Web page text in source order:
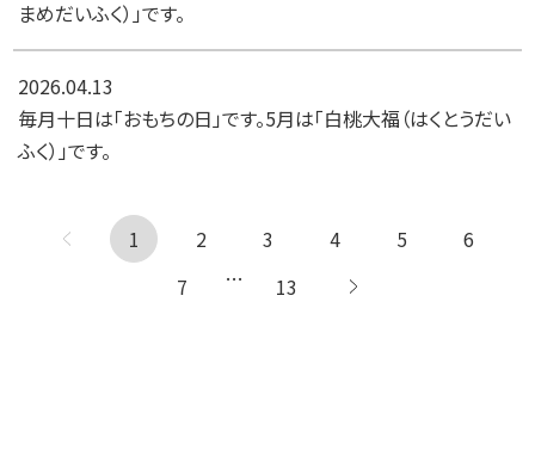
まめだいふく）」です。
2026.04.13
毎月十日は「おもちの日」です。5月は「白桃大福（はくとうだい
ふく）」です。
← 前へ
1 2 3 4 5
6
7
… 13